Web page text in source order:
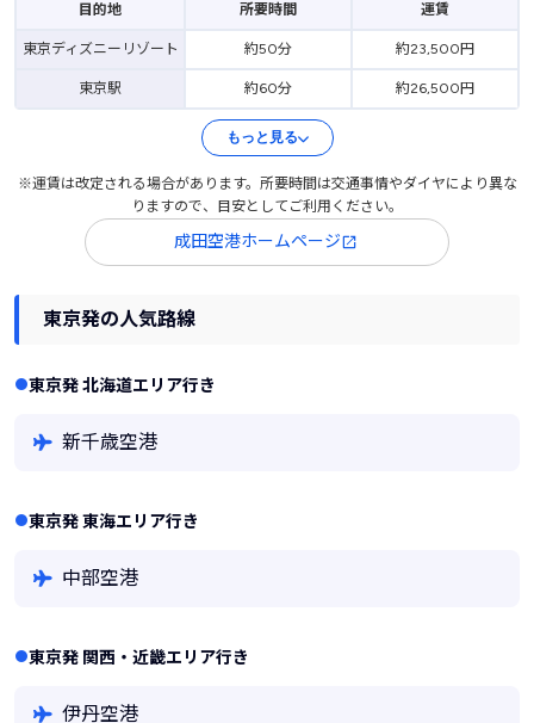
目的地 所要時間 運賃
東京ディズニーリゾート 約50分 約23,500円
東京駅 約60分 約26,500円
もっと見る
※運賃は改定される場合があります。所要時間は交通事情やダイヤにより異な
りますので、目安としてご利用ください。
成田空港ホームページ
東京発の人気路線
東京発 北海道エリア行き
新千歳空港
東京発 東海エリア行き
中部空港
東京発 関西・近畿エリア行き
伊丹空港